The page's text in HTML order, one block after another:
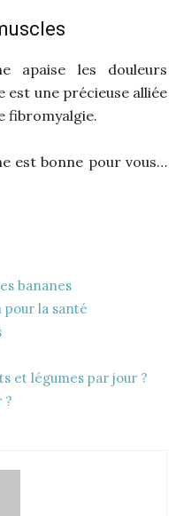
apaise les douleurs
est une précieuse alliée
fibromyalgie.
est bonne pour vous…
bananes
pour la santé
et légumes par jour ?
?